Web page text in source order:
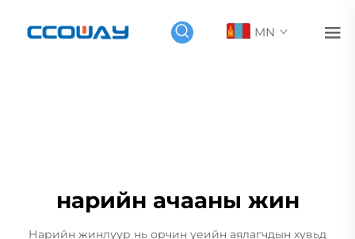
MN
нарийн ачааны жин
Нарийн жинлүүр нь орчин үеийн аялагчдын хувьд